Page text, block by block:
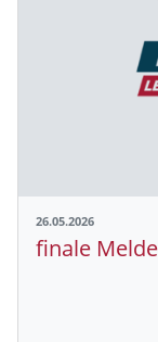
26.05.2026
finale